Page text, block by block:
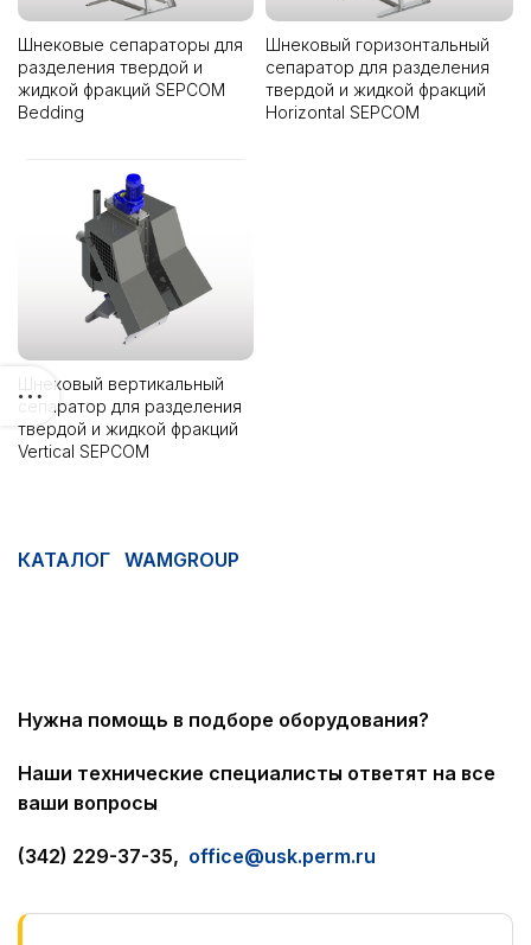
Шнековые сепараторы для
разделения твердой и
жидкой фракций SEPCOM
Bedding
Шнековый горизонтальный
сепаратор для разделения
твердой и жидкой фракций
Horizontal SEPCOM
Шнековый вертикальный
сепаратор для разделения
твердой и жидкой фракций
Vertical SEPCOM
КАТАЛОГ WAMGROUP
Нужна помощь в подборе оборудования?
Наши технические специалисты ответят на все
ваши вопросы
(342) 229-37-35, office@usk.perm.ru